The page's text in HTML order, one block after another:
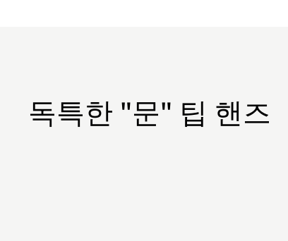
독특한 "문" 팁 핸즈